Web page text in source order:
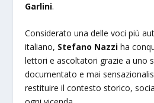
Garlini.
Considerato una delle voci più
italiano, Stefano Nazzi ha
lettori e ascoltatori grazie a uno
documentato e mai
restituire il contesto storico,